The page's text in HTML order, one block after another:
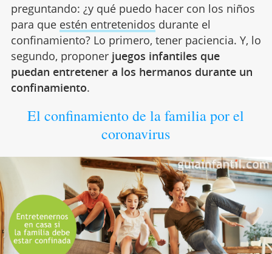
preguntando: ¿y qué puedo hacer con los niños
para que estén entretenidos durante el
confinamiento? Lo primero, tener paciencia. Y, lo
segundo, proponerjuegos infantiles que
puedan entretener a los hermanos durante un
confinamiento.
El confinamiento de la familia por el
coronavirus